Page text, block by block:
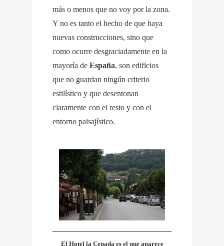
más o menos que no voy por la zona.
Y no es tanto el hecho de que haya
nuevas construcciones, sino que
como ocurre desgraciadamente en la
mayoría de España, son edificios
que no guardan ningún criterio
estilístico y que desentonan
claramente con el resto y con el
entorno paisajístico.
El Hotel la Cepada es el que aparece